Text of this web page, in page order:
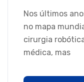
Nos últimos
no mapa
cirurgia
médica, mas